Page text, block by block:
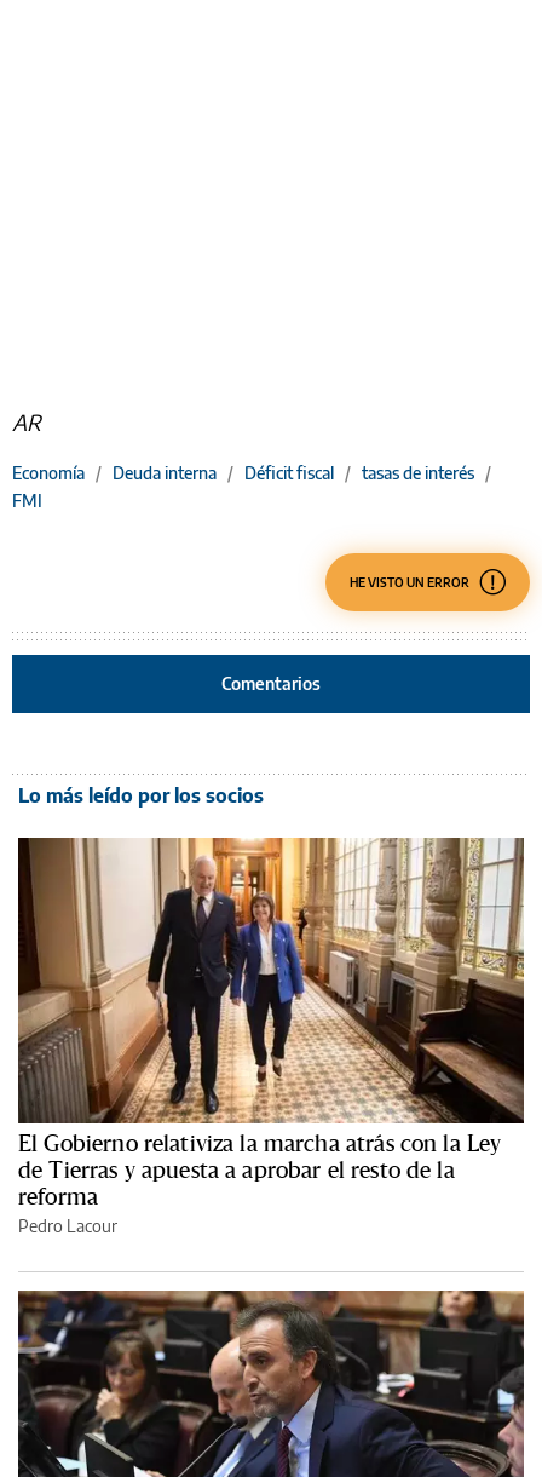
AR
Economía / Deuda interna / Déficit fiscal / tasas de interés /
FMI
HE VISTO UN ERROR
Comentarios
Lo más leído por los socios
El Gobierno relativiza la marcha atrás con la Ley
de Tierras y apuesta a aprobar el resto de la
reforma
Pedro Lacour